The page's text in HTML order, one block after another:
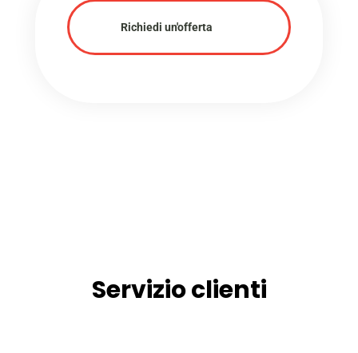
Richiedi un'offerta
Servizio clienti